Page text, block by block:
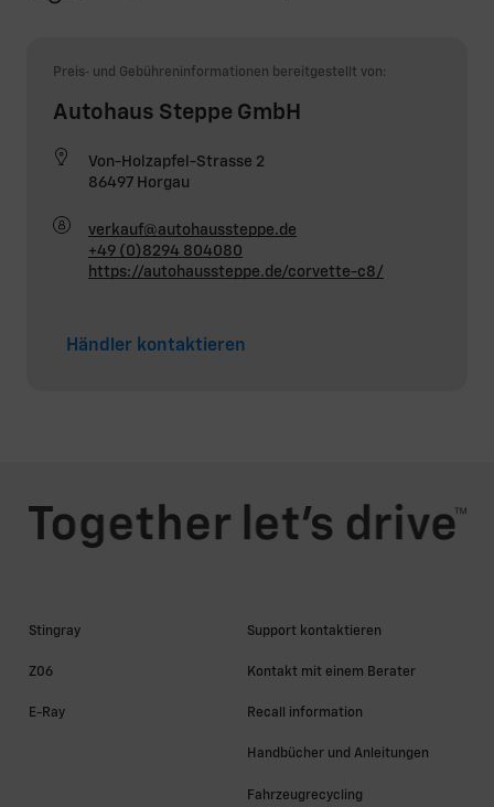
Preis‑ und Gebühreninformationen bereitgestellt von:
Autohaus Steppe GmbH
Von-Holzapfel-Strasse 2
86497 Horgau
verkauf@autohaussteppe.de
+49 (0)8294 804080
https://autohaussteppe.de/corvette-c8/
Händler kontaktieren